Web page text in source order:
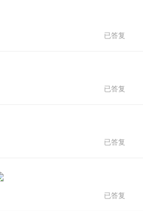
已答复
已答复
已答复
已答复